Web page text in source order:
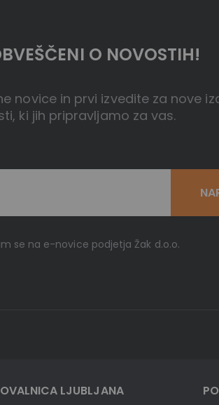
O NOVOSTIH!
novice in prvi izvedite za nove
ki jih pripravljamo za vas.
se na e-novice podjetja Žak d.o.o.
LJUBLJANA